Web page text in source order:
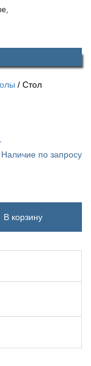
Стол
Наличие по запросу
В корзину